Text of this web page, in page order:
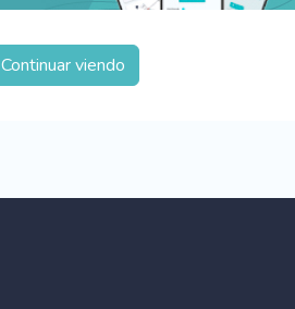
Continuar viendo